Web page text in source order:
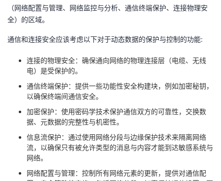
（网络配置与管理、网络监控与分析、通信终端保护、连接物理安
全）的区域。
通信和连接安全应该考虑以下对于动态数据的保护与控制的功能:
连接的物理安全：确保通向网络的物理连接层（电缆、无线
电）是受保护的。
通信终端保护：提供一些功能性安全构建块，例如加密秘钥，
以确保终端间通信安全。
加密保护：使用密码学技术保护通信双方的可靠性，交换数
据、元数据的完整性与机密性。
信息流保护：通过使用网络分段与边缘保护技术来隔离网络
流，以确保只有被允许类型的消息与内容才能到达敏感系统与
网络。
网络配置与管理：控制所有网络元素的更新，提供对通信配